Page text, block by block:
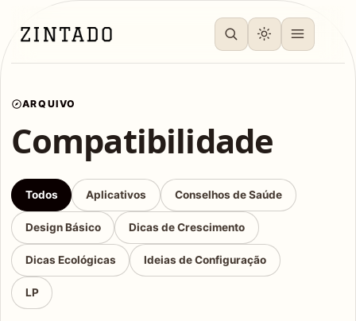
ARQUIVO
Compatibilidade
Todos Aplicativos Conselhos de Saúde
Design Básico Dicas de Crescimento
Dicas Ecológicas Ideias de Configuração
LP